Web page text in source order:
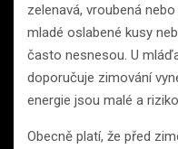
zelenavá, vroubená
mladé oslabené kusy
často nesnesou. U
doporučuje zimování
energie jsou malé a
Obecně platí, že před